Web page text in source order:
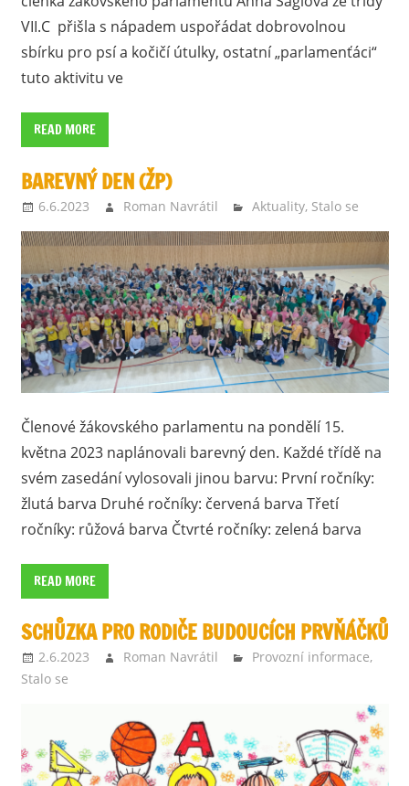
VII.C přišla s nápadem uspořádat dobrovolnou
sbírku pro psí a kočičí útulky, ostatní „parlamenťáci“
tuto aktivitu ve
READ MORE
BAREVNÝ DEN (ŽP)
6.6.2023 Roman Navrátil Aktuality, Stalo se
Členové žákovského parlamentu na pondělí 15.
května 2023 naplánovali barevný den. Každé třídě na
svém zasedání vylosovali jinou barvu: První ročníky:
žlutá barva Druhé ročníky: červená barva Třetí
ročníky: růžová barva Čtvrté ročníky: zelená barva
READ MORE
SCHŮZKA PRO RODIČE BUDOUCÍCH PRVŇÁČKŮ
2.6.2023 Roman Navrátil Provozní informace,
Stalo se